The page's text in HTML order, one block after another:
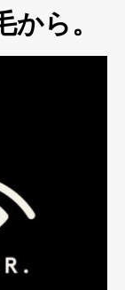
ら。